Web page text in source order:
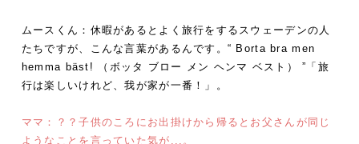
ムースくん：休暇があるとよく旅行をするスウェーデンの人
たちですが、こんな言葉があるんです。“ Borta bra men
hemma bäst! （ボッタ ブロー メン ヘンマ ベスト） ”「旅
行は楽しいけれど、我が家が一番！」。
ママ：？？子供のころにお出掛けから帰るとお父さんが同じ
ようなことを言っていた気が...。